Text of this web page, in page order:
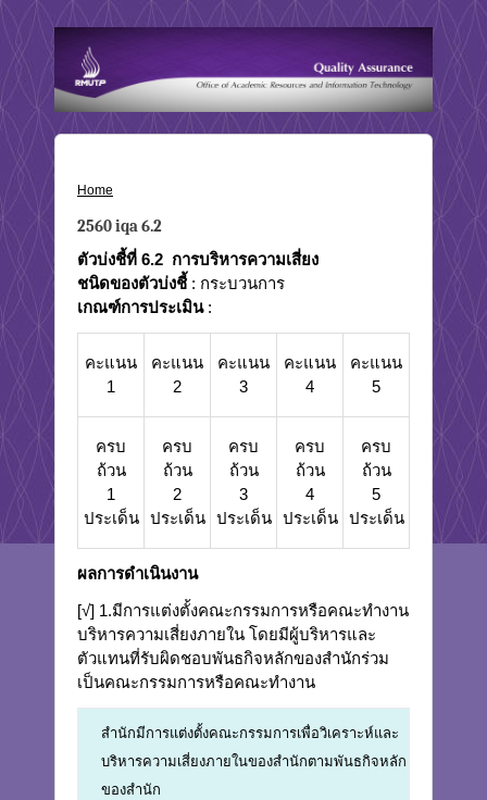
Home
2560 iqa 6.2
ตัวบ่งชี้ที่ 6.2 การบริหารความเสี่ยง
ชนิดของตัวบ่งชี้: กระบวนการ
เกณฑ์การประเมิน:
คะแนน
1
คะแนน
2
คะแนน
3
คะแนน
4
คะแนน
5
ครบ
ถ้วน
1
ประเด็น
ครบ
ถ้วน
2
ประเด็น
ครบ
ถ้วน
3
ประเด็น
ครบ
ถ้วน
4
ประเด็น
ครบ
ถ้วน
5
ประเด็น
ผลการดำเนินงาน
[√] 1.มีการแต่งตั้งคณะกรรมการหรือคณะทำงาน
บริหารความเสี่ยงภายใน โดยมีผู้บริหารและ
ตัวแทนที่รับผิดชอบพันธกิจหลักของสำนักร่วม
เป็นคณะกรรมการหรือคณะทำงาน
สำนักมีการแต่งตั้งคณะกรรมการเพื่อวิเคราะห์และ
บริหารความเสี่ยงภายในของสำนักตามพันธกิจหลัก
ของสำนัก